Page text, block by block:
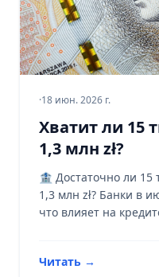
·18 июн. 2026 г.
Хватит ли 15
1,3 млн zł?
🏦 Достаточно ли 15
1,3 млн zł? Банки в
что влияет на
Читать →